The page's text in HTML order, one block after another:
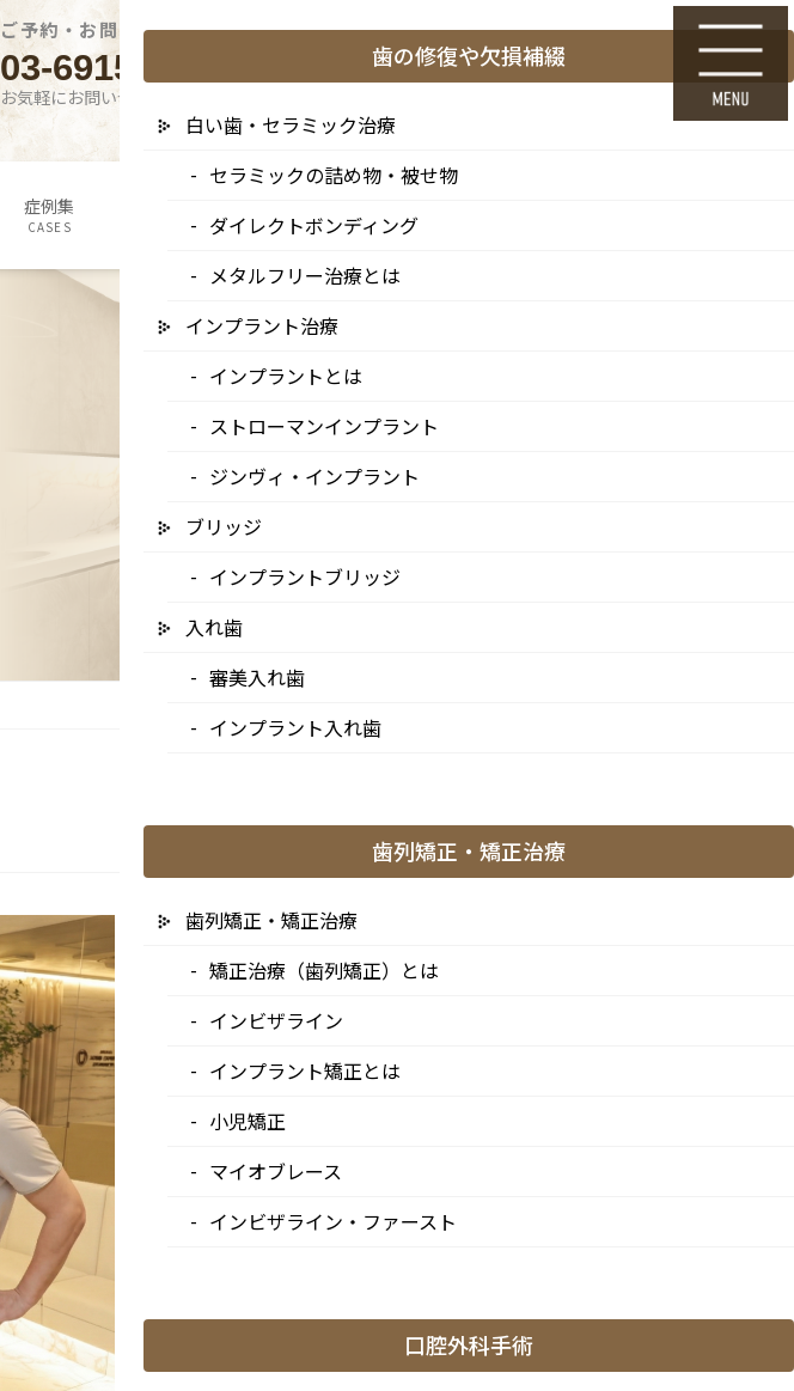
ご予約・お問い合わせはこちら
03-6915-1315
お気軽にお問い合わせください
24時間Web初診予約
採用エントリー
症例集
CASES Q&A FEE
歯の修復や欠損補綴
白い歯・セラミック治療
セラミックの詰め物・被せ物
ダイレクトボンディング
メタルフリー治療とは
インプラント治療
インプラントとは
ストローマンインプラント
ジンヴィ・インプラント
ブリッジ
インプラントブリッジ
入れ歯
審美入れ歯
インプラント入れ歯
歯列矯正・矯正治療
歯列矯正・矯正治療
矯正治療（歯列矯正）とは
インビザライン
インプラント矯正とは
小児矯正
マイオブレース
インビザライン・ファースト
口腔外科手術